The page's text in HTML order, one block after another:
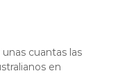
cuantas las
en